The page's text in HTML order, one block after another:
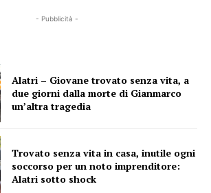
- Pubblicità -
Alatri – Giovane trovato senza vita, a
due giorni dalla morte di Gianmarco
un’altra tragedia
Trovato senza vita in casa, inutile ogni
soccorso per un noto imprenditore:
Alatri sotto shock